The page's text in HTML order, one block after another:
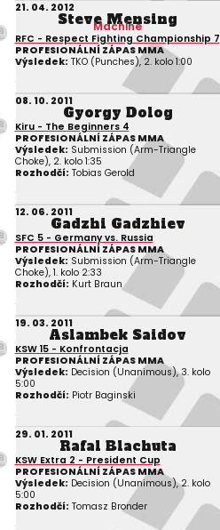
21. 04. 2012
Steve Mensing
Machine
RFC - Respect Fighting Championship 7
PROFESIONÁLNÍ ZÁPAS MMA
Výsledek: TKO (Punches), 2. kolo 1:00
08. 10. 2011
Gyorgy Dolog
Kiru - The Beginners 4
PROFESIONÁLNÍ ZÁPAS MMA
Výsledek: Submission (Arm-Triangle
Choke), 2. kolo 1:35
Rozhodčí: Tobias Gerold
12. 06. 2011
Gadzhi Gadzhiev
SFC 5 - Germany vs. Russia
PROFESIONÁLNÍ ZÁPAS MMA
Výsledek: Submission (Arm-Triangle
Choke), 1. kolo 2:33
Rozhodčí: Kurt Braun
19. 03. 2011
Aslambek Saidov
KSW 15 - Konfrontacja
PROFESIONÁLNÍ ZÁPAS MMA
Výsledek: Decision (Unanimous), 3. kolo
5:00
Rozhodčí: Piotr Baginski
29. 01. 2011
Rafal Blachuta
KSW Extra 2 - President Cup
PROFESIONÁLNÍ ZÁPAS MMA
Výsledek: Decision (Unanimous), 2. kolo
5:00
Rozhodčí: Tomasz Bronder